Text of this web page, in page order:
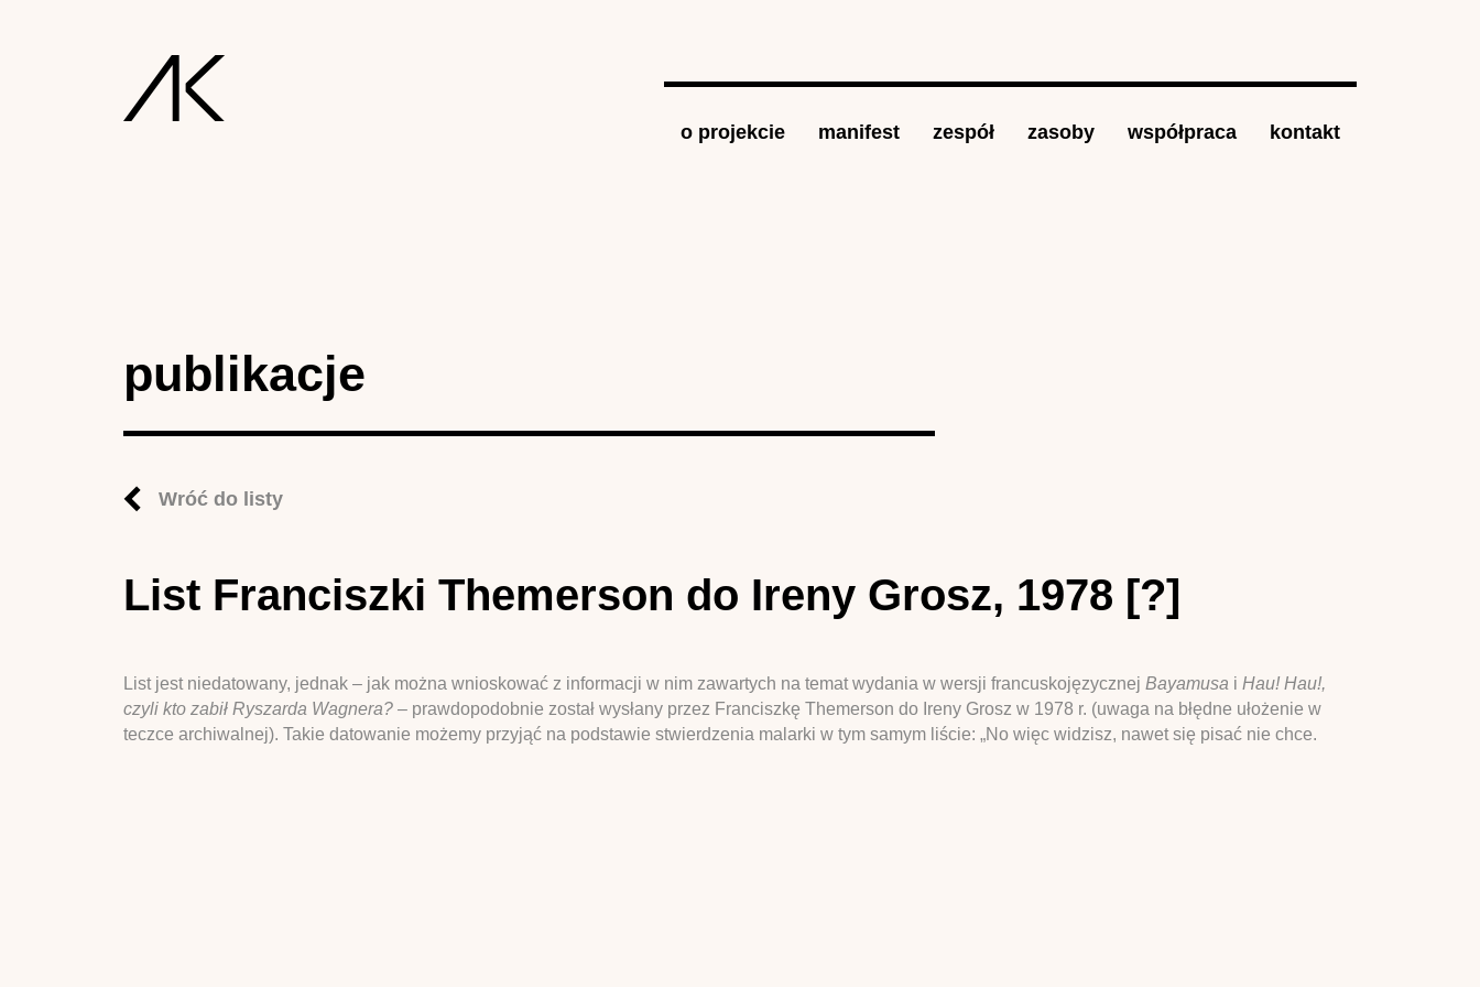
o projekcie manifest zespół zasoby współpraca kontakt
publikacje
Wróć do listy
List Franciszki Themerson do Ireny Grosz, 1978 [?]
List jest niedatowany, jednak – jak można wnioskować z informacji w nim zawartych na temat wydania w wersji francuskojęzycznej Bayamusa i Hau! Hau!,
czyli kto zabił Ryszarda Wagnera? –prawdopodobnie został wysłany przez Franciszkę Themerson do Ireny Grosz w 1978 r. (uwaga na błędne ułożenie w
teczce archiwalnej). Takie datowanie możemy przyjąć na podstawie stwierdzenia malarki w tym samym liście: „No więc widzisz, nawet się pisać nie chce.